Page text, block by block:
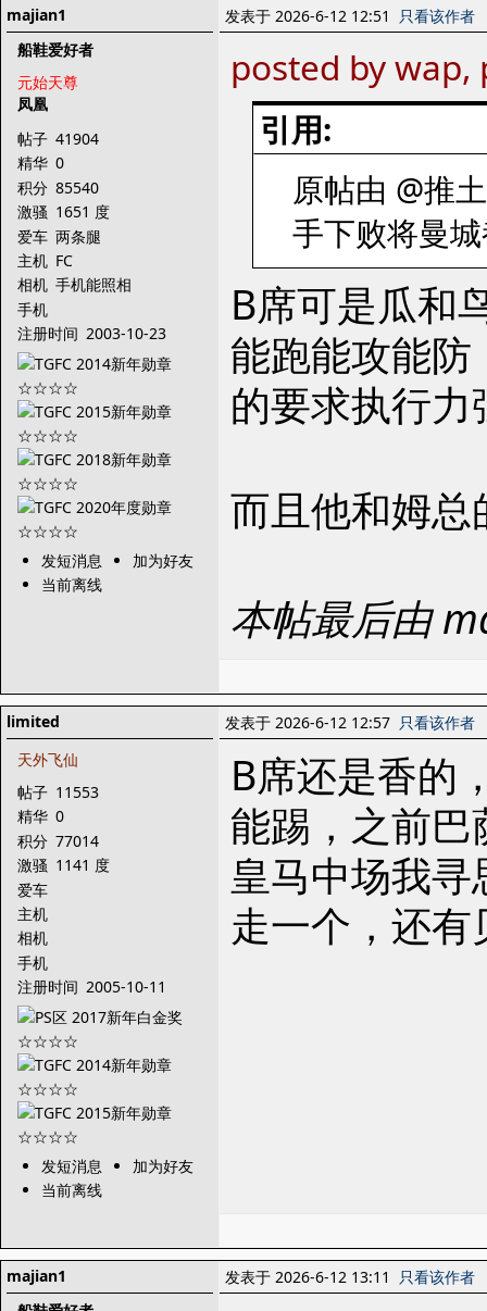
majian1
船鞋爱好者
元始天尊
凤凰
帖子 41904
精华 0
积分 85540
激骚 1651 度
爱车 两条腿
主机 FC
相机 手机能照相
手机
注册时间 2003-10-23
发短消息
加为好友
当前离线
发表于 2026-6-12 12:51 只看该作者
posted by
引用:
原帖由 @推
手下败将曼
B席可是瓜和
能跑能攻能
的要求执行
而且他和姆
本帖最后由
limited
天外飞仙
帖子 11553
精华 0
积分 77014
激骚 1141 度
爱车
主机
相机
手机
注册时间 2005-10-11
发短消息
加为好友
当前离线
发表于 2026-6-12 12:57 只看该作者
B席还是香的
能踢，之前
皇马中场我
走一个，还
majian1
发表于 2026-6-12 13:11 只看该作者